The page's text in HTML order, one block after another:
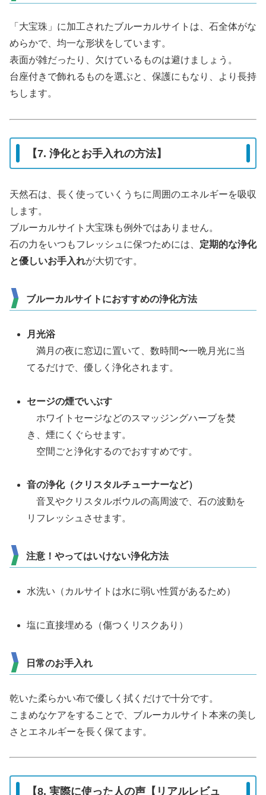
「大宝珠」に加工されたブルーカルサイトは、石全体がな
めらかで、均一な形状をしています。
表面が雑だったり、欠けているものは避けましょう。
台座付きで飾れるものを選ぶと、保護にもなり、より長持
ちします。
【7. 浄化とお手入れの方法】
天然石は、長く使っていくうちに周囲のエネルギーを吸収
します。
ブルーカルサイト大宝珠も例外ではありません。
石の力をいつもフレッシュに保つためには、 定期的な浄化
と優しいお手入れが大切です。
ブルーカルサイトにおすすめの浄化方法
月光浴
満月の夜に窓辺に置いて、数時間〜一晩月光に当
てるだけで、優しく浄化されます。
セージの煙でいぶす
ホワイトセージなどのスマッジングハーブを焚
き、煙にくぐらせます。
空間ごと浄化するのでおすすめです。
音の浄化（クリスタルチューナーなど）
音叉やクリスタルボウルの高周波で、石の波動を
リフレッシュさせます。
注意！やってはいけない浄化方法
水洗い（カルサイトは水に弱い性質があるため）
塩に直接埋める（傷つくリスクあり）
日常のお手入れ
乾いた柔らかい布で優しく拭くだけで十分です。
こまめなケアをすることで、ブルーカルサイト本来の美し
さとエネルギーを長く保てます。
【8. 実際に使った人の声【リアルレビュ